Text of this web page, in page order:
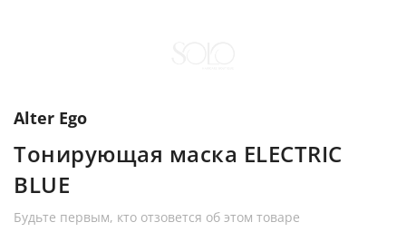
Alter Ego
Тонирующая маска ELECTRIC
BLUE
Будьте первым, кто отзовется об этом товаре